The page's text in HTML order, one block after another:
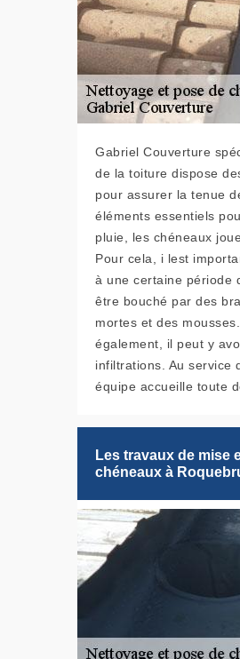
Gabriel Couverture
de la toiture dispose
pour assurer la tenue
éléments essentiels
pluie, les chéneaux
Pour cela, i lest
à une certaine période
être bouché par des
mortes et des
également, il peut y
infiltrations. Au service
équipe accueille toute
Les travaux de mise
chéneaux à